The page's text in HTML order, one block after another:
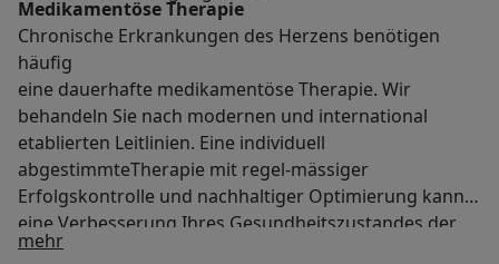
Medikamentöse Therapie
Chronische Erkrankungen des Herzens benötigen
häufig
eine dauerhafte medikamentöse Therapie. Wir
behandeln Sie nach modernen und international
etablierten Leitlinien. Eine individuell
abgestimmteTherapie mit regel-mässiger
Erfolgskontrolle und nachhaltiger Optimierung kann
eine Verbesserung Ihres Gesundheitszustandes der
Lebensqualität und Prognose bewirken.
mehrÜber mich